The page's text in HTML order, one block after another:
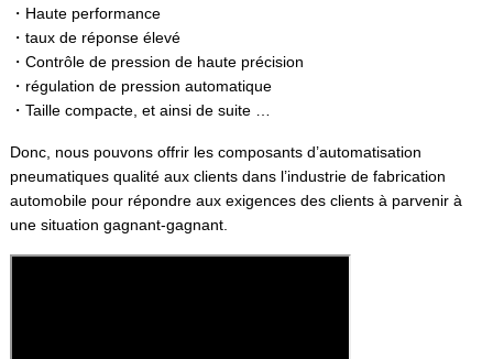
・Haute performance
・taux de réponse élevé
・Contrôle de pression de haute précision
・régulation de pression automatique
・Taille compacte, et ainsi de suite …
Donc, nous pouvons offrir les composants d’automatisation
pneumatiques qualité aux clients dans l’industrie de fabrication
automobile pour répondre aux exigences des clients à parvenir à
une situation gagnant-gagnant.